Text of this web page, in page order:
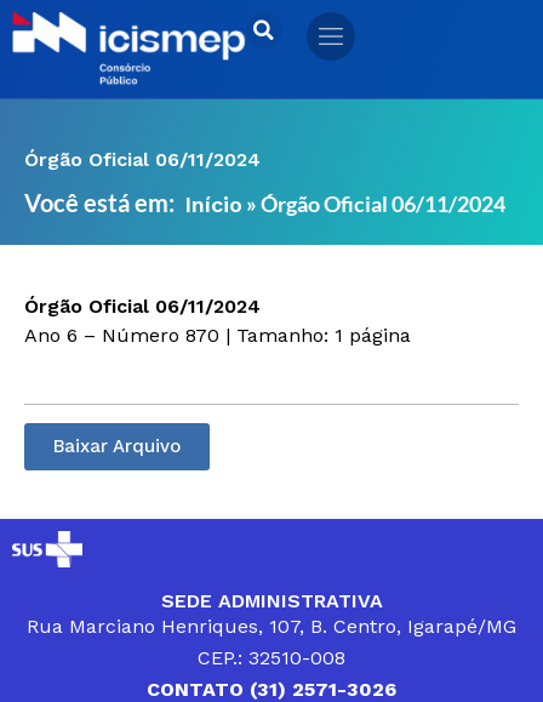
Ir
para
Órgão Oficial 06/11/2024
Você está em: Início »Órgão Oficial 06/11/2024
Órgão Oficial 06/11/2024
Ano 6 – Número 870 | Tamanho: 1 página
Baixar Arquivo
SEDE ADMINISTRATIVA
Rua Marciano Henriques, 107, B. Centro, Igarapé/MG
CEP.: 32510-008
CONTATO (31) 2571-3026